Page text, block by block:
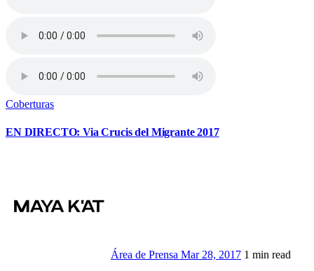
Coberturas
EN DIRECTO: Via Crucis del Migrante 2017
Área de Prensa Mar 28, 2017 1 min read